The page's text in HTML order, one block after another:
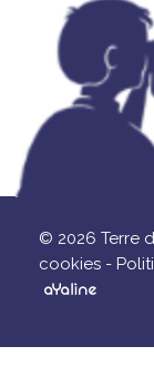
© 2026 Terre
cookies -